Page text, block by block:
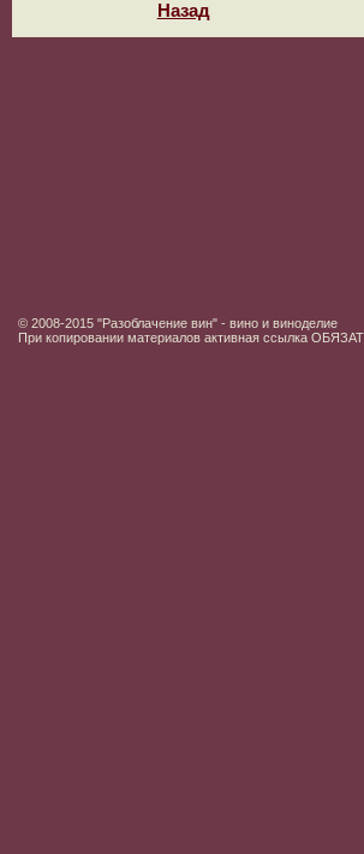
Назад
© 2008-2015 "Разоблачение вин" - вино и виноделие
При копировании материалов активная ссылка